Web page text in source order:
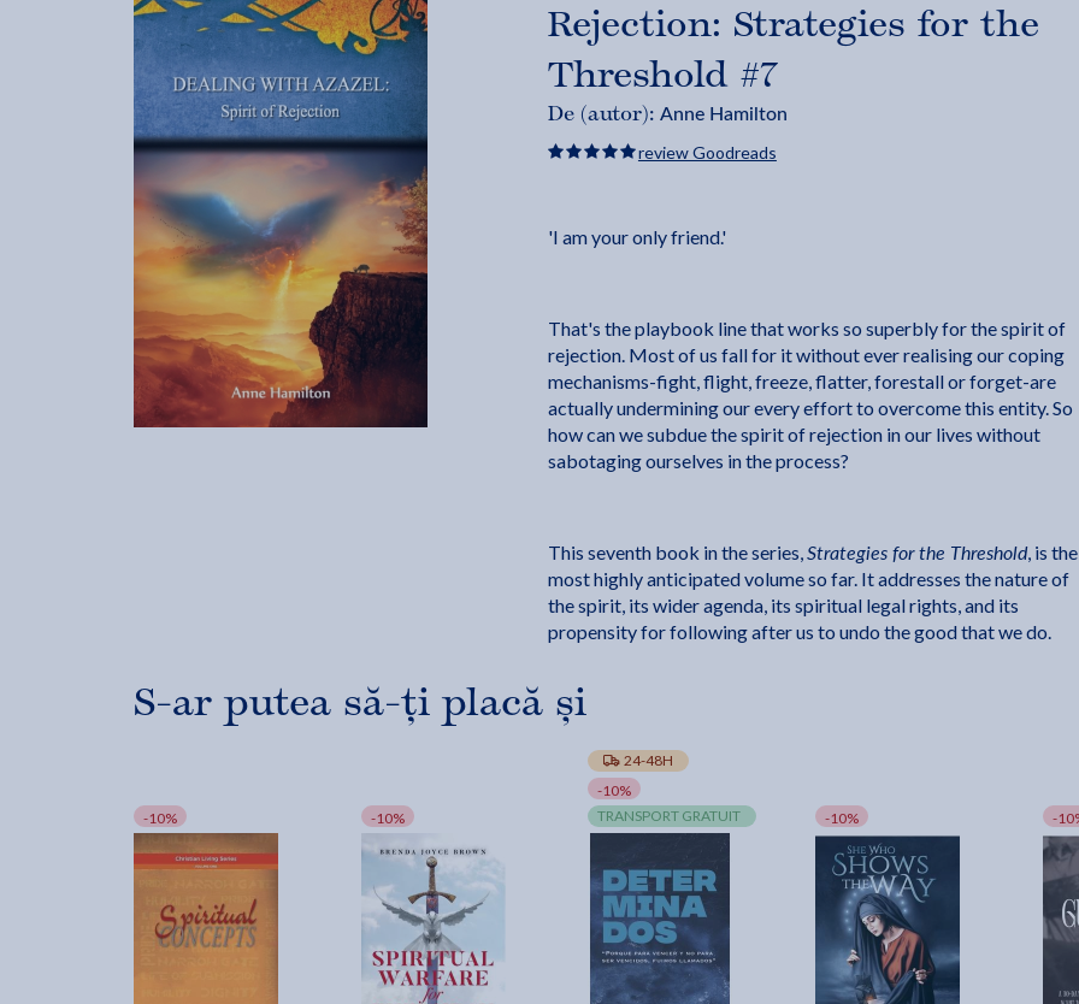
Rejection: Strategies for the
Threshold #7
De (autor): Anne Hamilton
review Goodreads
'I am your only friend.'
That's the playbook line that works so superbly for the spirit of
rejection. Most of us fall for it without ever realising our coping
mechanisms-fight, flight, freeze, flatter, forestall or forget-are
actually undermining our every effort to overcome this entity. So
how can we subdue the spirit of rejection in our lives without
sabotaging ourselves in the process?
This seventh book in the series,Strategies for the Threshold, is the
most highly anticipated volume so far. It addresses the nature of
the spirit, its wider agenda, its spiritual legal rights, and its
propensity for following after us to undo the good that we do.
S-ar putea să-ți placă și
-10% -10%
24-48H
-10%
TRANSPORT GRATUIT
-10% -